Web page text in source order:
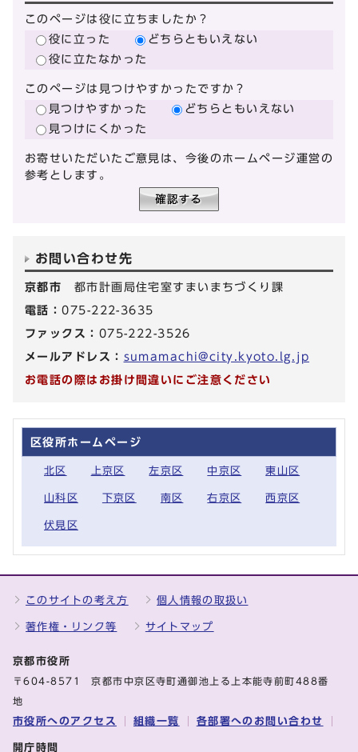
このページは役に立ちましたか？
役に立った
どちらともいえない
役に立たなかった
このページは見つけやすかったですか？
見つけやすかった
どちらともいえない
見つけにくかった
お寄せいただいたご意見は、今後のホームページ運営の
参考とします。
お問い合わせ先
京都市 都市計画局住宅室すまいまちづくり課
電話：075-222-3635
ファックス： 075-222-3526
メールアドレス： sumamachi@city.kyoto.lg.jp
お電話の際はお掛け間違いにご注意ください
区役所ホームページ
北区 上京区 左京区 中京区 東山区
山科区 下京区 南区 右京区 西京区
伏見区
このサイトの考え方 個人情報の取扱い
著作権・リンク等 サイトマップ
京都市役所
〒604-8571 京都市中京区寺町通御池上る上本能寺前町488番
地
市役所へのアクセス 組織一覧 各部署へのお問い合わせ
開庁時間